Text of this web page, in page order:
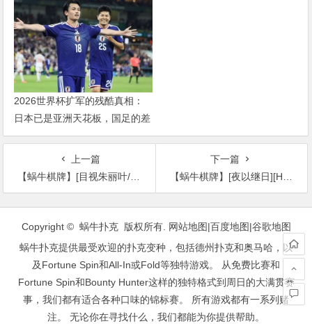
2026世界杯扩军的残酷真相：
日本已是亚洲天花板，国足的差
距远不止几个名额
上一篇
【蜗牛棋牌】[目视朱丽叶/地球另一端的守候][HD-MP4/1.4G][英语中字][720P][多国合拍浪漫爱情]
下一篇
【蜗牛棋牌】[夜以继日][HD-MP4/2.2G][日语中字][720P][豆瓣7.3高分爱情入围戛纳]
文
Copyright © 蜗牛扑克 版权所有. 网站地图|百度地图|谷歌地图
蜗牛扑克提供最受欢迎的扑克变种，包括德州扑克和奥马哈，以
及Fortune Spin和All-In或Fold等独特游戏。 从免费比赛和
Fortune Spin和Bounty Hunter这样的独特格式到周日的大满贯赛
事，我们都有适合各种口味的锦标赛。 所有游戏都有一系列赌
注。 无论你在寻找什么，我们都能为你提供帮助。